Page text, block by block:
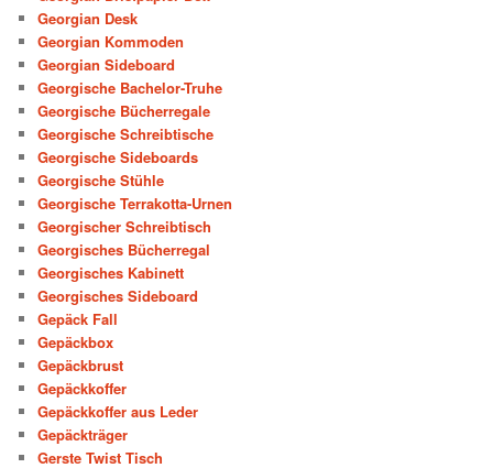
Georgian Desk
Georgian Kommoden
Georgian Sideboard
Georgische Bachelor-Truhe
Georgische Bücherregale
Georgische Schreibtische
Georgische Sideboards
Georgische Stühle
Georgische Terrakotta-Urnen
Georgischer Schreibtisch
Georgisches Bücherregal
Georgisches Kabinett
Georgisches Sideboard
Gepäck Fall
Gepäckbox
Gepäckbrust
Gepäckkoffer
Gepäckkoffer aus Leder
Gepäckträger
Gerste Twist Tisch